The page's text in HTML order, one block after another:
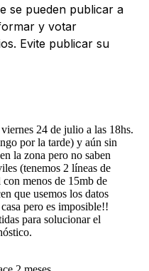
se pueden publicar a
y votar
Evite publicar su